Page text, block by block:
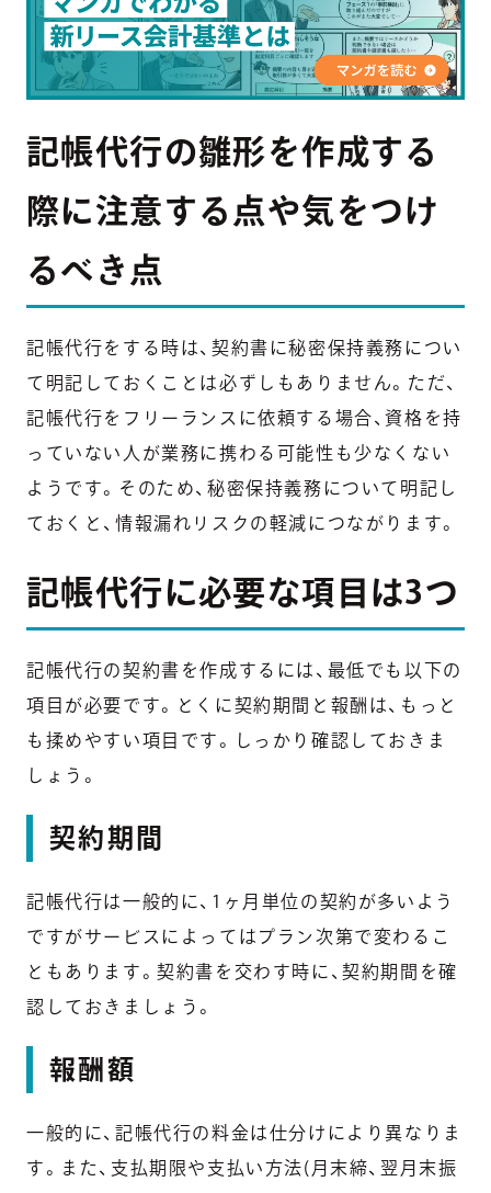
記帳代行の雛形を作成する
際に注意する点や気をつけ
るべき点
記帳代行をする時は、契約書に秘密保持義務につい
て明記しておくことは必ずしもありません。ただ、
記帳代行をフリーランスに依頼する場合、資格を持
っていない人が業務に携わる可能性も少なくない
ようです。そのため、秘密保持義務について明記し
ておくと、情報漏れリスクの軽減につながります。
記帳代行に必要な項目は3つ
記帳代行の契約書を作成するには、最低でも以下の
項目が必要です。とくに契約期間と報酬は、もっと
も揉めやすい項目です。しっかり確認しておきま
しょう。
契約期間
記帳代行は一般的に、1ヶ月単位の契約が多いよう
ですがサービスによってはプラン次第で変わるこ
ともあります。契約書を交わす時に、契約期間を確
認しておきましょう。
報酬額
一般的に、記帳代行の料金は仕分けにより異なりま
す。また、支払期限や支払い方法(月末締、翌月末振